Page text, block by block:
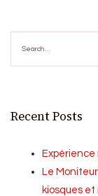
for:
Recent Posts
Expérience
Le
kiosques et